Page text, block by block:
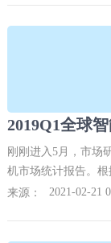
刚刚进入5月，市场
机市场统计报告。
量为3.108亿部，相
来源： 2021-02-21